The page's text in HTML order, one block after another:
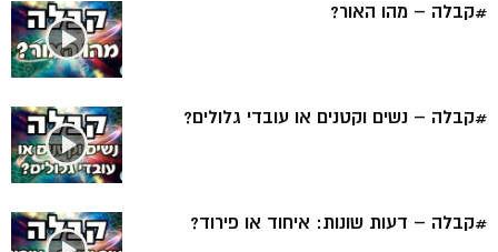
#קבלה – מהו האור?
#קבלה – נשים וקטנים או עובדי גלולים?
#קבלה – דעות שונות: איחוד או פירוד?